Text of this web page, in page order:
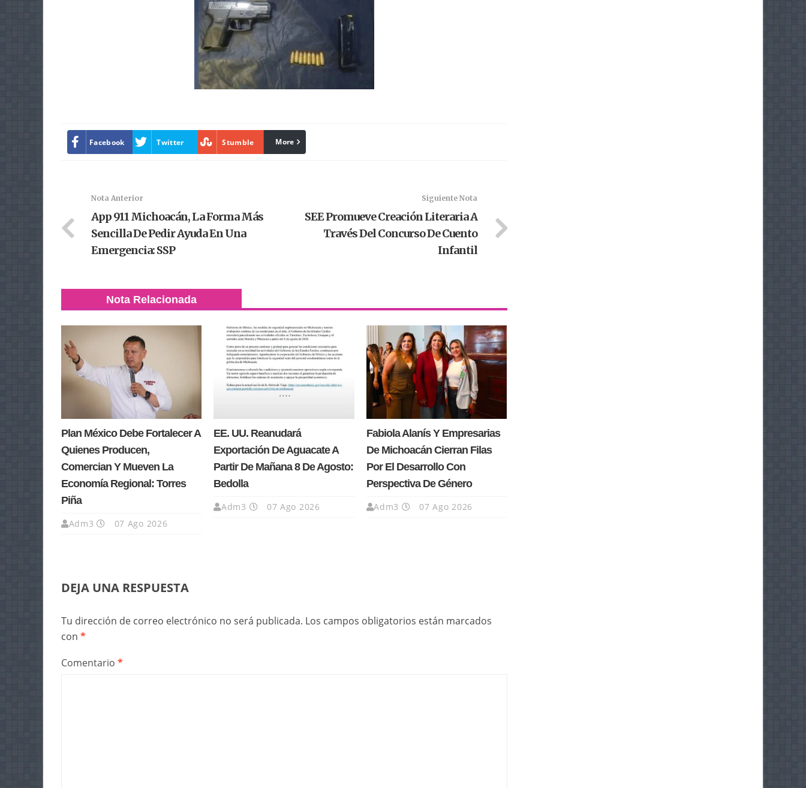
Facebook Twitter Stumble linkedin
More
Nota Anterior
App 911 Michoacán, La Forma Más
Sencilla De Pedir Ayuda En Una
Emergencia: SSP
Siguiente Nota
SEE Promueve Creación Literaria A
Través Del Concurso De Cuento
Infantil
Nota Relacionada
Plan México Debe Fortalecer A
Quienes Producen,
Comercian Y Mueven La
Economía Regional: Torres
Piña
Adm3 07 Ago 2026
EE. UU. Reanudará
Exportación De Aguacate A
Partir De Mañana 8 De Agosto:
Bedolla
Adm3 07 Ago 2026
Fabiola Alanís Y Empresarias
De Michoacán Cierran Filas
Por El Desarrollo Con
Perspectiva De Género
Adm3 07 Ago 2026
DEJA UNA RESPUESTA
Tu dirección de correo electrónico no será publicada. Los campos obligatorios están marcados
con *
Comentario *